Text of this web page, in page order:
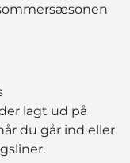
lagt ud på
du går ind eller